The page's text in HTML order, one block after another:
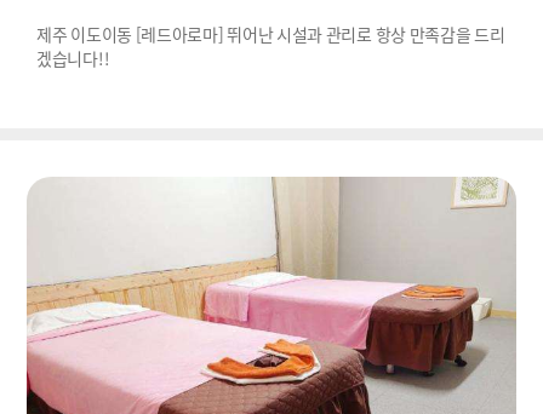
제주 이도이동 [레드아로마] 뛰어난 시설과 관리로 항상 만족감을 드리
겠습니다!!